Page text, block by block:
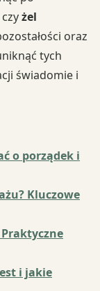
czyżel
oraz
tych
świadomie i
o porządek i
Kluczowe
i jakie